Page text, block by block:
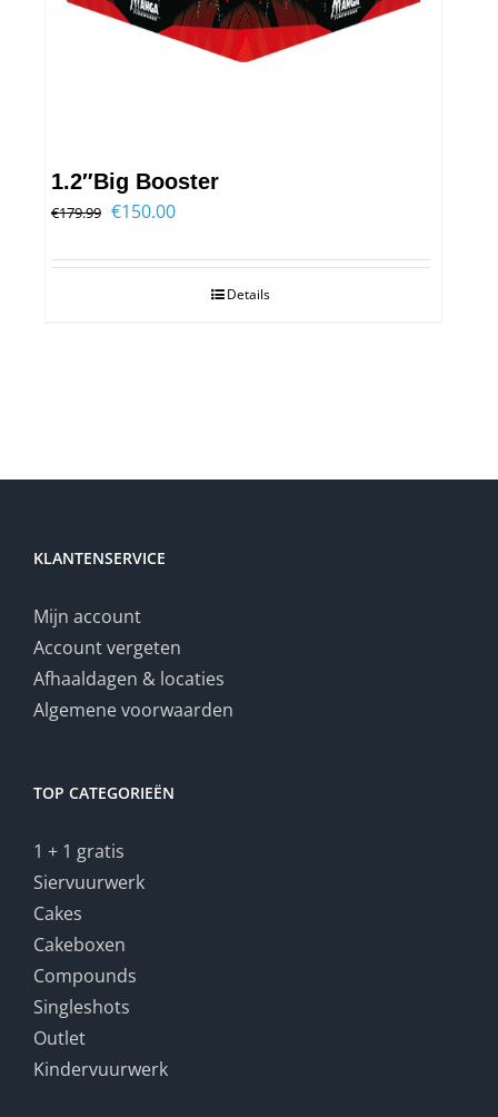
1.2″Big Booster
€179.99 Oorspronkelijke
was:
€150.00Huidige
is:
€150.00.Details
KLANTENSERVICE
Mijn account
Account vergeten
Afhaaldagen & locaties
Algemene voorwaarden
TOP CATEGORIEËN
1 + 1 gratis
Siervuurwerk
Cakes
Cakeboxen
Compounds
Singleshots
Outlet
Kindervuurwerk